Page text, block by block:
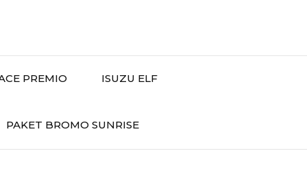
PREMIO ISUZU ELF
PAKET BROMO SUNRISE